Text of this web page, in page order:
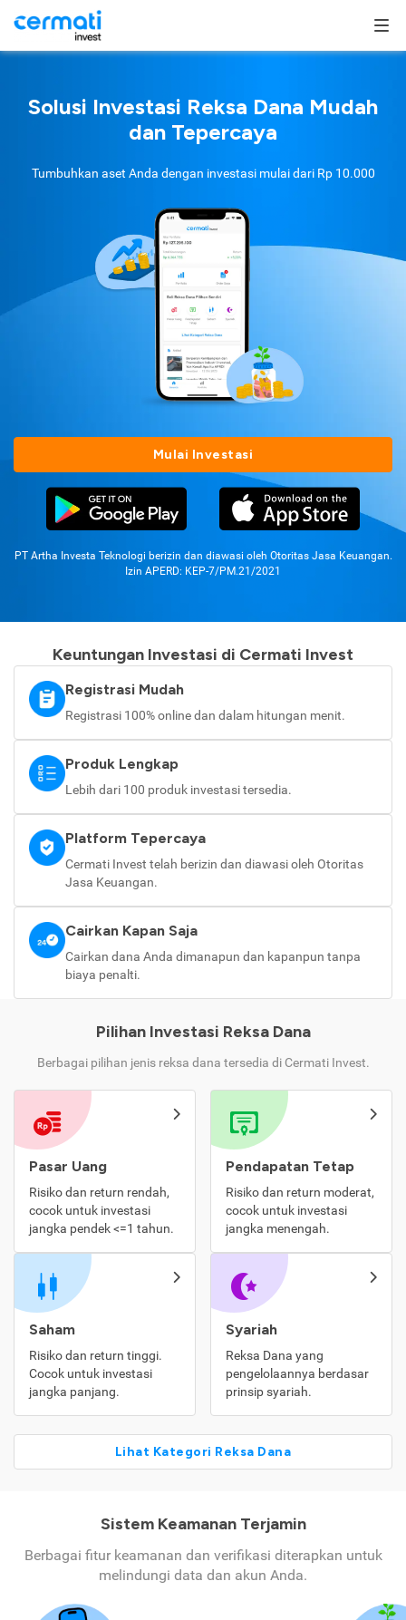
Solusi Investasi Reksa Dana Mudah
dan Tepercaya
Tumbuhkan aset Anda dengan investasi mulai dari Rp 10.000
Mulai Investasi
PT Artha Investa Teknologi berizin dan diawasi oleh Otoritas Jasa Keuangan.
Izin APERD: KEP-7/PM.21/2021
Keuntungan Investasi di Cermati Invest
Registrasi Mudah
Registrasi 100% online dan dalam hitungan menit.
Produk Lengkap
Lebih dari 100 produk investasi tersedia.
Platform Tepercaya
Cermati Invest telah berizin dan diawasi oleh Otoritas
Jasa Keuangan.
Cairkan Kapan Saja
Cairkan dana Anda dimanapun dan kapanpun tanpa
biaya penalti.
Pilihan Investasi Reksa Dana
Berbagai pilihan jenis reksa dana tersedia di Cermati Invest.
Pasar Uang
Risiko dan return rendah,
cocok untuk investasi
jangka pendek <=1 tahun.
Pendapatan Tetap
Risiko dan return moderat,
cocok untuk investasi
jangka menengah.
Saham
Risiko dan return tinggi.
Cocok untuk investasi
jangka panjang.
Syariah
Reksa Dana yang
pengelolaannya berdasar
prinsip syariah.
Lihat Kategori Reksa Dana
Sistem Keamanan Terjamin
Berbagai fitur keamanan dan verifikasi diterapkan untuk
melindungi data dan akun Anda.